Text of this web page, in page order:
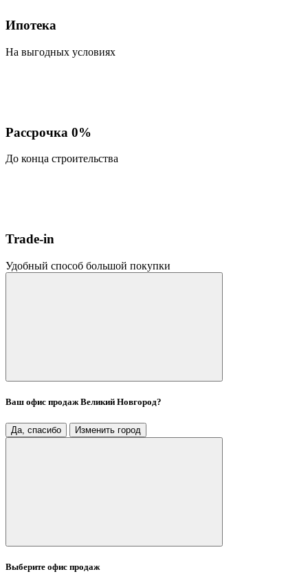
Ипотека
На выгодных условиях
Рассрочка 0%
До конца строительства
Trade-in
Удобный способ большой покупки
Ваш офис продажВеликий Новгород?
Да, спасибо Изменить город
Выберите офис продаж